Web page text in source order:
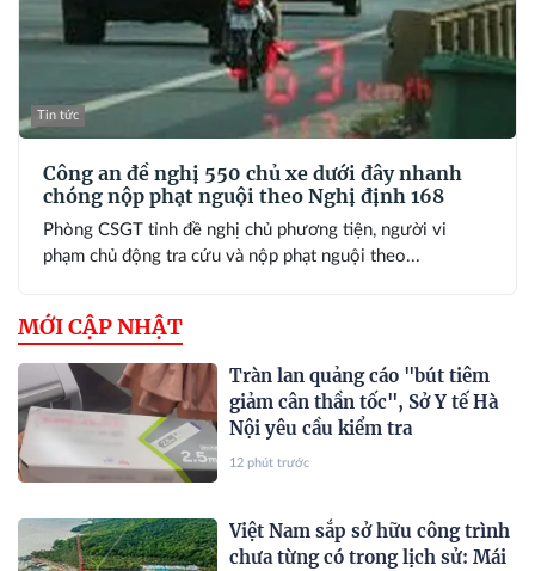
Tin tức
Công an đề nghị 550 chủ xe dưới đây nhanh
chóng nộp phạt nguội theo Nghị định 168
Phòng CSGT tỉnh đề nghị chủ phương tiện, người vi
phạm chủ động tra cứu và nộp phạt nguội theo...
MỚI CẬP NHẬT
Tràn lan quảng cáo "bút tiêm
giảm cân thần tốc", Sở Y tế Hà
Nội yêu cầu kiểm tra
12 phút trước
Việt Nam sắp sở hữu công trình
chưa từng có trong lịch sử: Mái